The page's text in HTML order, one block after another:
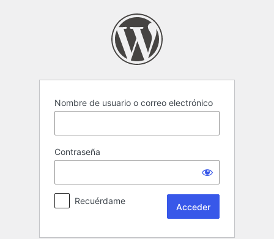
Nombre de usuario o correo electrónico
Contraseña
Recuérdame